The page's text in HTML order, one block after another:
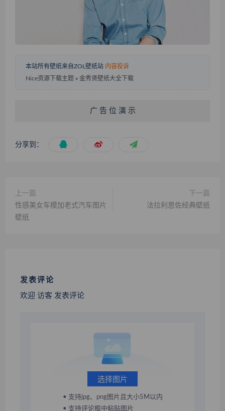
本站所有壁纸来自ZOL壁纸站 内容投诉
Nice资源下载主题 » 金秀贤壁纸大全下载
广 告 位 演 示
分享到：
上一篇
性感美女车模加老式汽车图片
壁纸
下一篇
法拉利恩佐经典壁纸
发表评论
欢迎 访客 发表评论
选择图片
• 支持jpg、png图片且大小5M以内
• 支持评论框中粘贴图片